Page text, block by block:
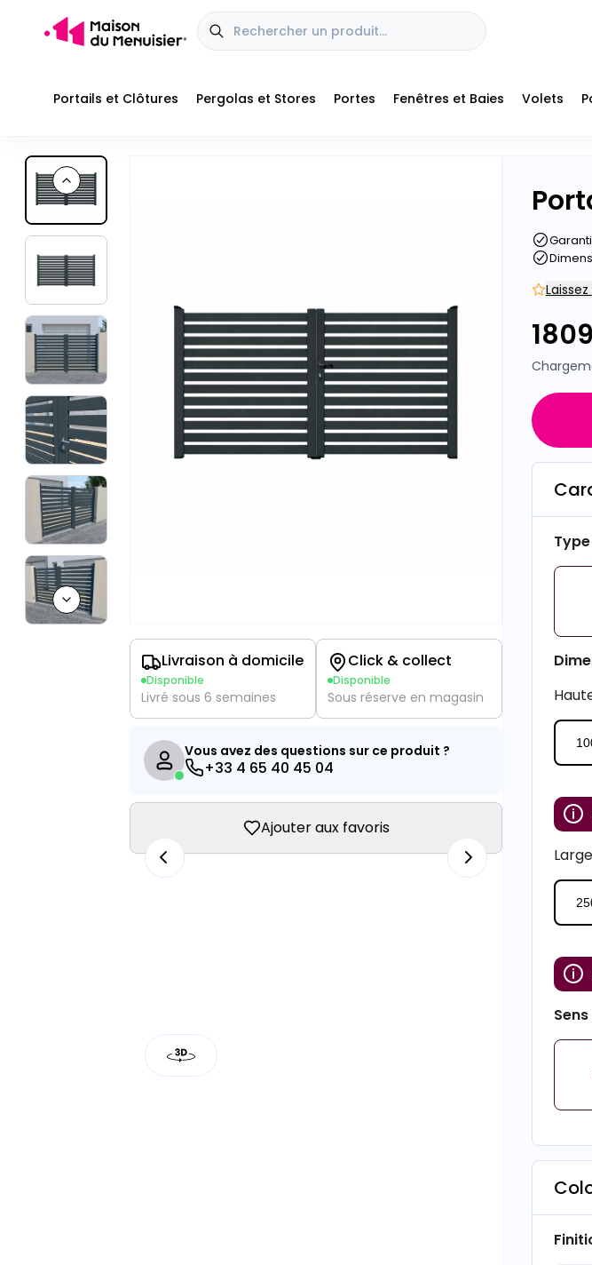
Portails et Clôtures Pergolas et Stores Portes Fenêtres et Baies Volets
Previous slide
Next slide Livraison à domicile
Disponible
Livré sous 6 semaines
Click & collect
Disponible
Sous réserve en magasin
Vous avez des questions sur ce produit ?
+33 4 65 40 45 04
Ajouter aux favoris